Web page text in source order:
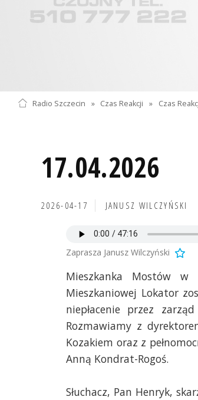
Radio Szczecin » Czas Reakcji » Czas
17.04.2026
2026-04-17 JANUSZ WILCZYŃSKI
Zaprasza Janusz Wilczyński
Mieszkanka Mostów
Mieszkaniowej Lokator
niepłacenie przez
Rozmawiamy z
Kozakiem oraz z
Anną Kondrat-Rogoś.
Słuchacz, Pan Henryk,